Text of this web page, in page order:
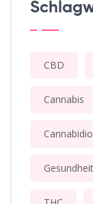
CBD
Cannabis
Gesundheit